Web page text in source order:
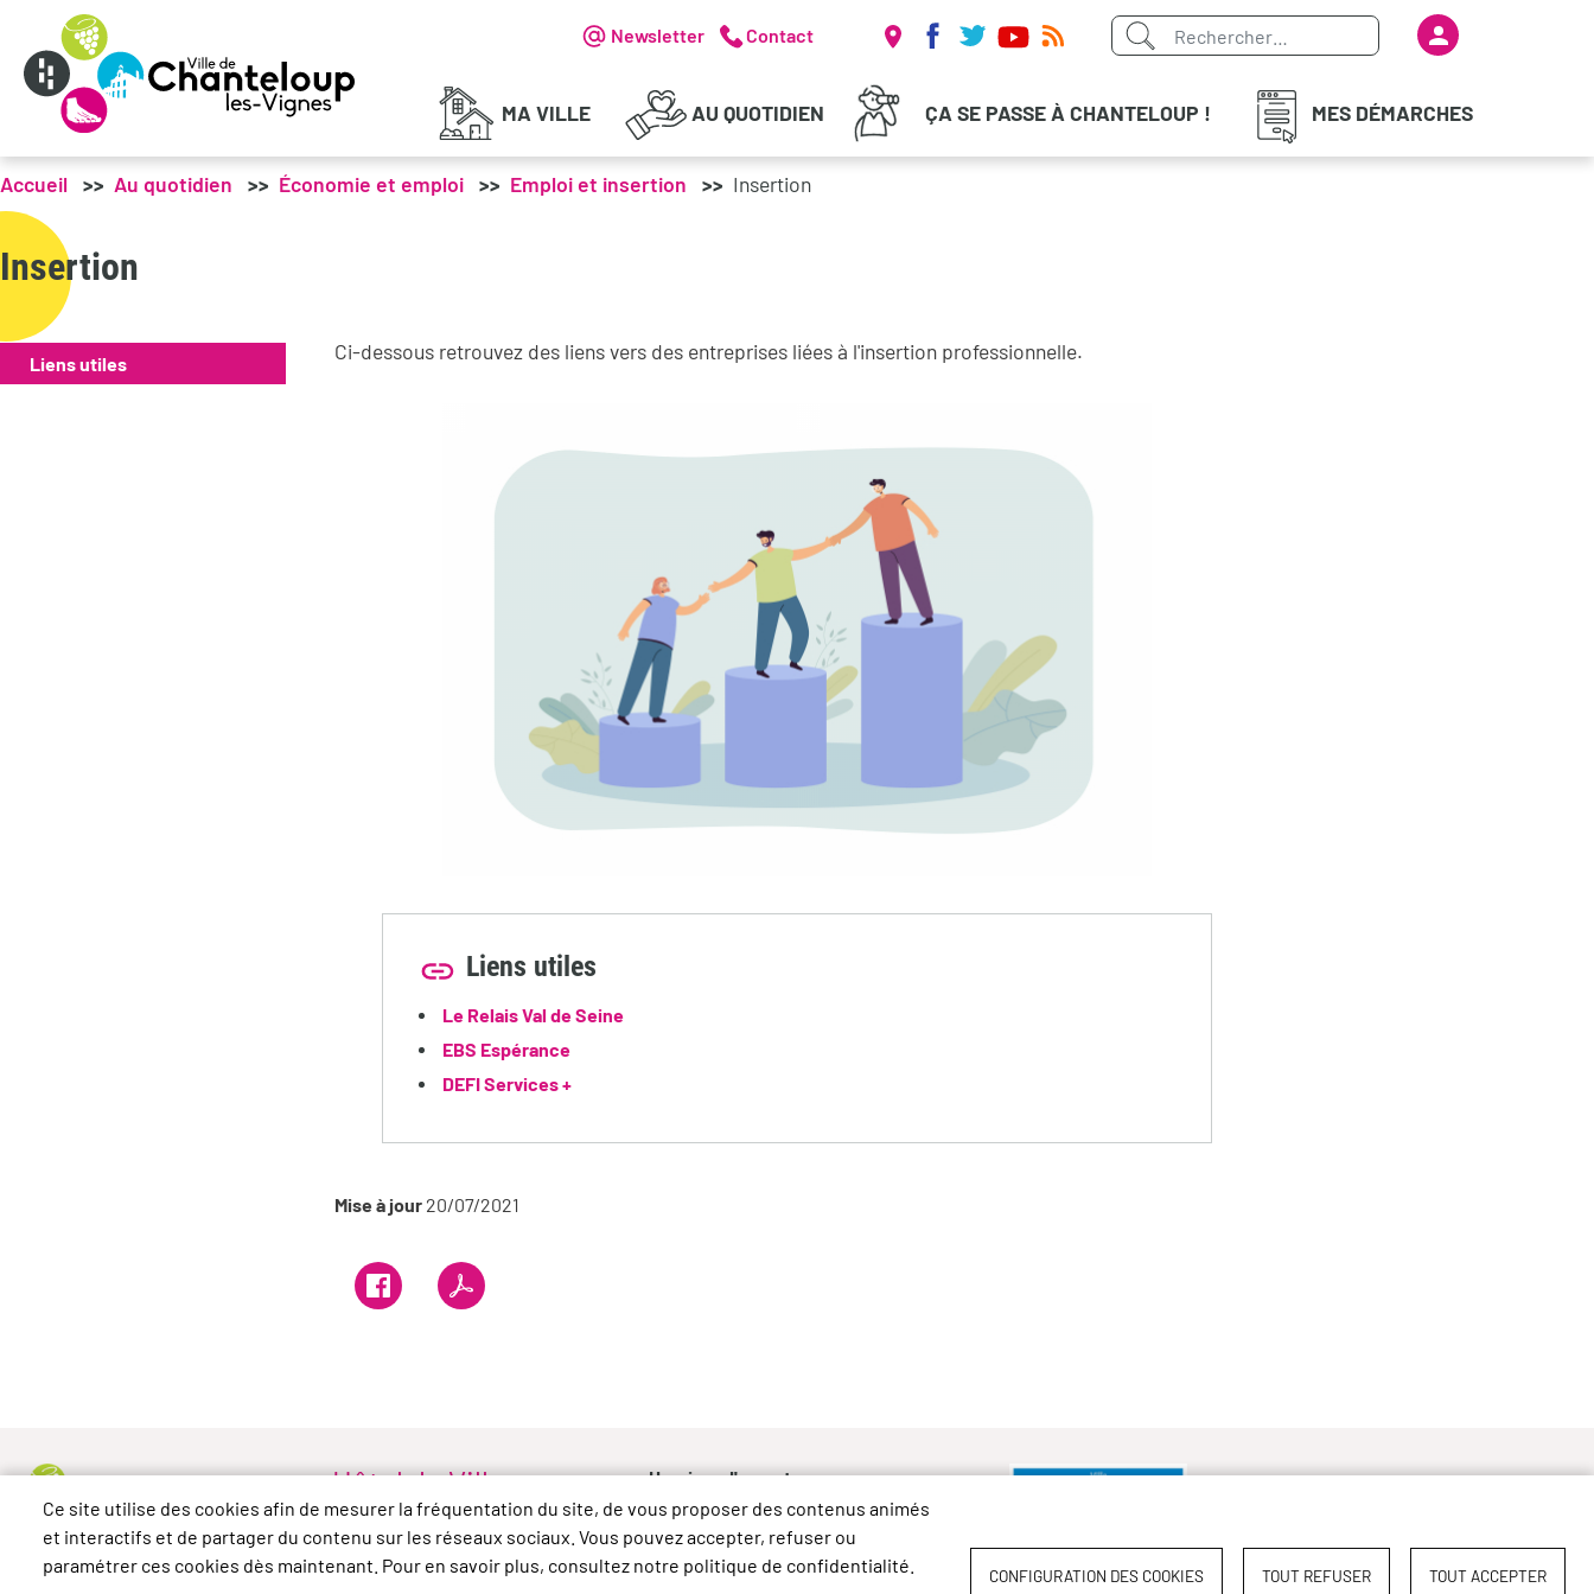
Header - Communication
Newsletter Contact Réseaux sociaux
Menu du
Menu principal
MA VILLE AU QUOTIDIEN ÇA SE PASSE À CHANTELOUP ! MES DÉMARCHES
Accueil Au quotidien Économie et emploi Emploi et insertion Insertion
Insertion
Liens utiles Ci-dessous retrouvez des liens vers des entreprises liées à l'insertion professionnelle.
Liens utiles
Le Relais Val de Seine
EBS Espérance
DEFI Services +
Mise à jour 20/07/2021
Hôtel de Ville
37 rue du Général Leclerc
78570 Chanteloup-les-Vignes
Tél. 01 34 01 10 50
Horaires d'ouverture :
Lundi de 9h à 12h et de 14h à 17h
Mardi et vendredi de 9h à 12h
Mercredi de 9h à 12h et de 14h à 18h
Ce site utilise des cookies afin de mesurer la fréquentation du site, de vous proposer des contenus animés
et interactifs et de partager du contenu sur les réseaux sociaux. Vous pouvez accepter, refuser ou
paramétrer ces cookies dès maintenant. Pour en savoir plus, consultez notre politique de confidentialité.
CONFIGURATION DES COOKIES TOUT REFUSER TOUT ACCEPTER